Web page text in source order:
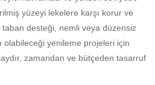
yüzeyi lekelere karşı korur ve
taban desteği, nemli veya düzensiz
olabileceği yenileme projeleri için
zamandan ve bütçeden tasarruf